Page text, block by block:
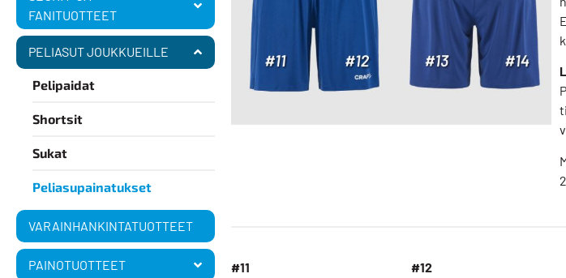
FANITUOTTEET
PELIASUT JOUKKUEILLE
Pelipaidat
Shortsit
Sukat
Peliasupainatukset
VARAINHANKINTATUOTTEET
PAINOTUOTTEET #11 #12